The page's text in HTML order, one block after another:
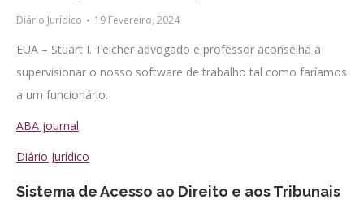
Diário Jurídico 19 Fevereiro, 2024
EUA – Stuart I. Teicher advogado e professor aconselha a
supervisionar o nosso software de trabalho tal como faríamos
a um funcionário.
ABA journal
Diário Jurídico
Sistema de Acesso ao Direito e aos Tribunais